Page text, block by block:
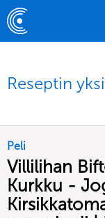
Reseptin
Peli
Villilihan
Kurkku -